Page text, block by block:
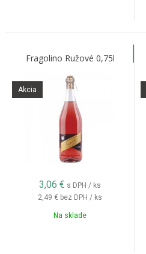
Fragolino Ružové 0,75l
Akcia
3,06 € s DPH / ks
2,49 € bez DPH / ks
Na sklade